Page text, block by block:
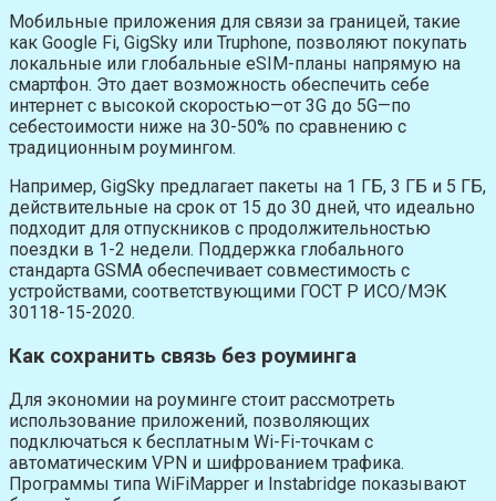
Мобильные приложения для связи за границей, такие
как Google Fi, GigSky или Truphone, позволяют покупать
локальные или глобальные eSIM-планы напрямую на
смартфон. Это дает возможность обеспечить себе
интернет с высокой скоростью—от 3G до 5G—по
себестоимости ниже на 30-50% по сравнению с
традиционным роумингом.
Например, GigSky предлагает пакеты на 1 ГБ, 3 ГБ и 5 ГБ,
действительные на срок от 15 до 30 дней, что идеально
подходит для отпускников с продолжительностью
поездки в 1-2 недели. Поддержка глобального
стандарта GSMA обеспечивает совместимость с
устройствами, соответствующими ГОСТ Р ИСО/МЭК
30118-15-2020.
Как сохранить связь без роуминга
Для экономии на роуминге стоит рассмотреть
использование приложений, позволяющих
подключаться к бесплатным Wi-Fi-точкам с
автоматическим VPN и шифрованием трафика.
Программы типа WiFiMapper и Instabridge показывают